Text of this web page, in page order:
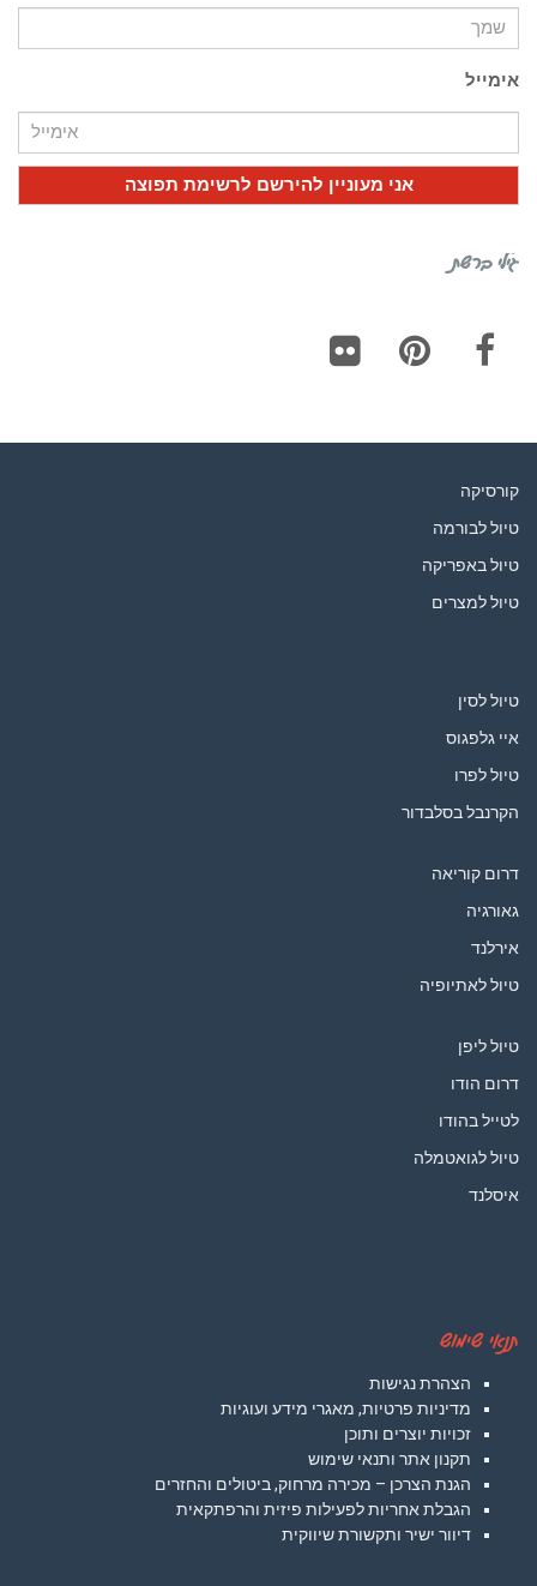
אימייל
גילי ברשת
קורסיקה
טיול לבורמה
טיול באפריקה
טיול למצרים
טיול לסין
איי גלפגוס
טיול לפרו
הקרנבל בסלבדור
דרום קוריאה
גאורגיה
אירלנד
טיול לאתיופיה
טיול ליפן
דרום הודו
לטייל בהודו
טיול לגואטמלה
איסלנד
תנאי שימוש
הצהרת נגישות
מדיניות פרטיות, מאגרי מידע ועוגיות
זכויות יוצרים ותוכן
תקנון אתר ותנאי שימוש
הגנת הצרכן – מכירה מרחוק, ביטולים והחזרים
הגבלת אחריות לפעילות פיזית והרפתקאית
דיוור ישיר ותקשורת שיווקית